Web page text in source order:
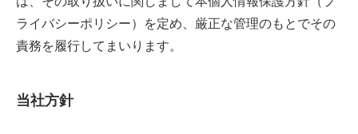
ライバシーポリシー）を定め、厳正な管理のもとでその
責務を履行してまいります。
当社方針